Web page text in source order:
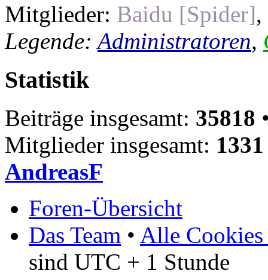
Mitglieder: Baidu [Spider],
Legende:Administratoren,
Statistik
Beiträge insgesamt: 35818
Mitglieder insgesamt: 1331
AndreasF
Foren-Übersicht
Das Team • Alle Cookies
sind UTC + 1 Stunde